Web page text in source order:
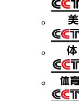
教育
大国智造